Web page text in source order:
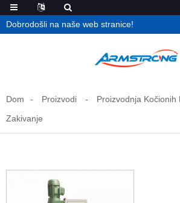
Dobrodošli na naše web stranice!
Dom Proizvodi Proizvodnja Kočionih
Zakivanje